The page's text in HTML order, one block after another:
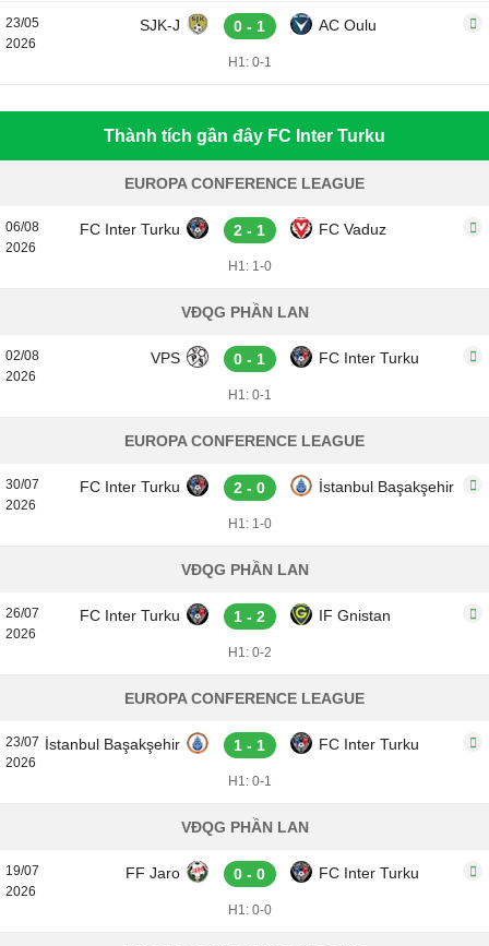
23/05
2026
SJK-J 0 - 1 AC Oulu
H1: 0-1
Thành tích gần đây FC Inter Turku
EUROPA CONFERENCE LEAGUE
06/08
2026
FC Inter Turku 2 - 1 FC Vaduz
H1: 1-0
VĐQG PHẦN LAN
02/08
2026
VPS 0 - 1 FC Inter Turku
H1: 0-1
EUROPA CONFERENCE LEAGUE
30/07
2026
FC Inter Turku 2 - 0 İstanbul Başakşehir
H1: 1-0
VĐQG PHẦN LAN
26/07
2026
FC Inter Turku 1 - 2 IF Gnistan
H1: 0-2
EUROPA CONFERENCE LEAGUE
23/07
2026
İstanbul Başakşehir 1 - 1 FC Inter Turku
H1: 0-1
VĐQG PHẦN LAN
19/07
2026
FF Jaro 0 - 0 FC Inter Turku
H1: 0-0